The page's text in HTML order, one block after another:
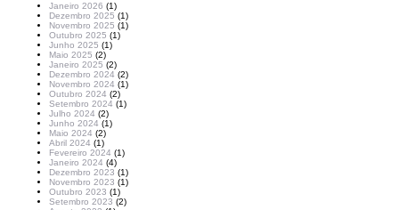
Janeiro 2026 (1)
Dezembro 2025 (1)
Novembro 2025 (1)
Outubro 2025 (1)
Junho 2025 (1)
Maio 2025 (2)
Janeiro 2025 (2)
Dezembro 2024 (2)
Novembro 2024 (1)
Outubro 2024 (2)
Setembro 2024 (1)
Julho 2024 (2)
Junho 2024 (1)
Maio 2024 (2)
Abril 2024 (1)
Fevereiro 2024 (1)
Janeiro 2024 (4)
Dezembro 2023 (1)
Novembro 2023 (1)
Outubro 2023 (1)
Setembro 2023 (2)